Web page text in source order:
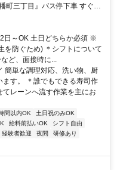
町三丁目』バス停下車 すぐそ
～OK 土日どちらか必須 ※
を防ぐため) ＊シフトについて
ど、面接時に...
簡単な調理対応、洗い物、厨
ます。 ＊誰でもできる寿司作
レーンへ流す作業を主にお
間以内OK
土日祝のみOK
給料前払いOK
シフト自由
経験者歓迎 夜間
研修あり